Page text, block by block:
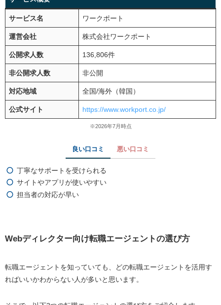
サービス名 ワークポート
運営会社 株式会社ワークポート
公開求人数 136,806件
非公開求人数 非公開
対応地域 全国/海外（韓国）
公式サイト https://www.workport.co.jp/
※2026年7月時点
良い口コミ 悪い口コミ
丁寧なサポートを受けられる
サイトやアプリが使いやすい
担当者の対応が早い
Webディレクター向け転職エージェントの選び方
転職エージェントを知っていても、どの転職エージェントを活用す
ればいいかわからない人が多いと思います。